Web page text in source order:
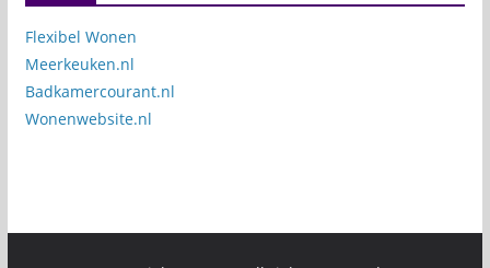
Flexibel Wonen
Meerkeuken.nl
Badkamercourant.nl
Wonenwebsite.nl